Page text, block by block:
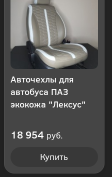
Авточехлы для
автобуса ПАЗ
экокожа "Лексус"
18 954 руб.
Купить